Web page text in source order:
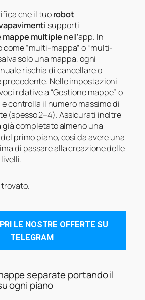
che il tuorobot
supporti
mappe multiple nell’app. In
“multi-mappa” o “multi-
solo una mappa, ogni
rischia di cancellare o
Nelle impostazioni
relative a “Gestione mappe” o
e controlla il numero massimo di
(spesso 2–4). Assicurati inoltre
completato almeno una
primo piano, così da avere una
di passare alla creazione delle
LE NOSTRE OFFERTE SU
TELEGRAM
separate portando il
ogni piano